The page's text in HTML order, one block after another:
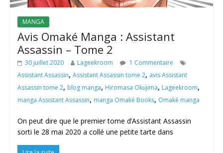
MANGA
Avis Omaké Manga : Assistant
Assassin – Tome 2
30 juillet 2020 Lageekroom
1 Commentaire
Assistant Assassin, Assistant Assassin tome 2, avis Assistant
Assassin tome 2, blog manga, Hiromasa Okujima, Lageekroom,
manga Assistant Assassin, manga Omaké Books, Omaké manga
On peut dire que le premier tome d’Assistant Assassin
sorti le 28 mai 2020 a collé une petite tarte dans